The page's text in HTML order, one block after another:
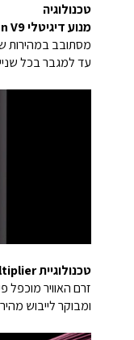
טכנולוגיה
מנוע דיגיטלי Dyson V9
עד למגבר בכל
טכנולוגיית Air Multiplier
זרם האוויר מוכפל
ומבוקר לייבוש